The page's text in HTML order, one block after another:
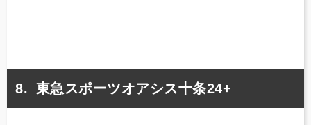
東急スポーツオアシス十条24+